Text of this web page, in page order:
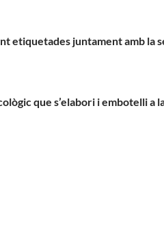
etiquetades juntament amb la
que s’elabori i embotelli a